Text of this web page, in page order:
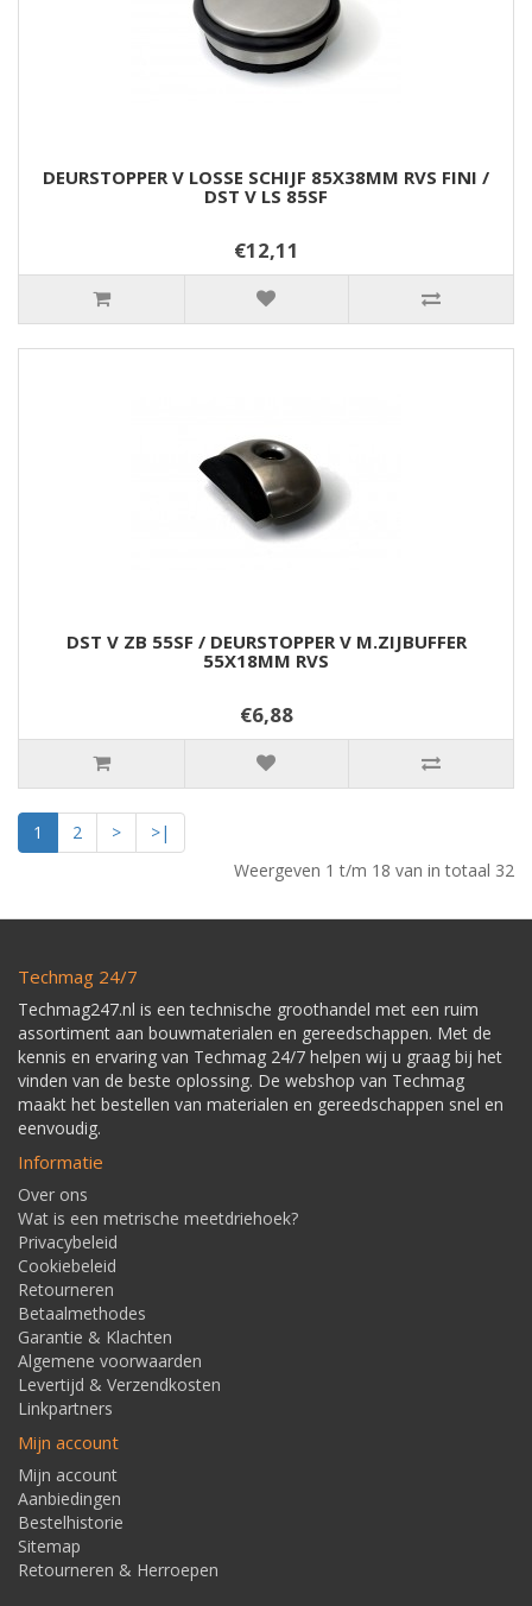
DEURSTOPPER V LOSSE SCHIJF 85X38MM RVS FINI /
DST V LS 85SF
€12,11
DST V ZB 55SF / DEURSTOPPER V M.ZIJBUFFER
55X18MM RVS
€6,88
1 2 >
>|
Weergeven 1 t/m 18 van in totaal 32
Techmag 24/7
Techmag247.nl is een technische groothandel met een ruim
assortiment aan bouwmaterialen en gereedschappen. Met de
kennis en ervaring van Techmag 24/7 helpen wij u graag bij het
vinden van de beste oplossing. De webshop van Techmag
maakt het bestellen van materialen en gereedschappen snel en
eenvoudig.
Informatie
Over ons
Wat is een metrische meetdriehoek?
Privacybeleid
Cookiebeleid
Retourneren
Betaalmethodes
Garantie & Klachten
Algemene voorwaarden
Levertijd & Verzendkosten
Linkpartners
Mijn account
Mijn account
Aanbiedingen
Bestelhistorie
Sitemap
Retourneren & Herroepen